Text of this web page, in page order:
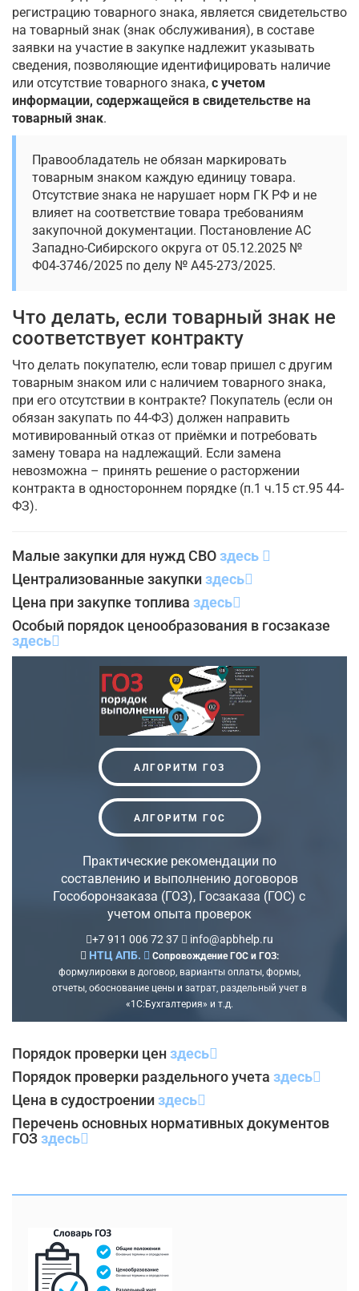
регистрацию товарного знака, является свидетельство
на товарный знак (знак обслуживания), в составе
заявки на участие в закупке надлежит указывать
сведения, позволяющие идентифицировать наличие
или отсутствие товарного знака, с учетом
информации, содержащейся в свидетельстве на
товарный знак.
Правообладатель не обязан маркировать
товарным знаком каждую единицу товара.
Отсутствие знака не нарушает норм ГК РФ и не
влияет на соответствие товара требованиям
закупочной документации. Постановление АС
Западно-Сибирского округа от 05.12.2025 №
Ф04-3746/2025 по делу № А45-273/2025.
Что делать, если товарный знак не
соответствует контракту
Что делать покупателю, если товар пришел с другим
товарным знаком или с наличием товарного знака,
при его отсутствии в контракте? Покупатель (если он
обязан закупать по 44-ФЗ) должен направить
мотивированный отказ от приёмки и потребовать
замену товара на надлежащий. Если замена
невозможна – принять решение о расторжении
контракта в одностороннем порядке (п.1 ч.15 ст.95 44-
ФЗ).
Малые закупки для нужд СВОздесь
Централизованные закупкиздесь
Цена при закупке топлива здесь
Особый порядок ценообразования в госзаказе
здесь
АЛГОРИТМ ГОЗ
АЛГОРИТМ ГОС
Практические рекомендации по
составлению и выполнению договоров
Гособоронзаказа (ГОЗ), Госзаказа (ГОС) с
учетом опыта проверок
+7 911 006 72 37
info@apbhelp.ru
НТЦ АПБ.
Сопровождение ГОС и ГОЗ:
формулировки в договор, варианты оплаты, формы,
отчеты, обоснование цены и затрат, раздельный учет в
«1С:Бухгалтерия» и т.д.
Порядок проверки цен здесь
Порядок проверки раздельного учета здесь
Цена в судостроенииздесь
Перечень основных нормативных документов
ГОЗ здесь